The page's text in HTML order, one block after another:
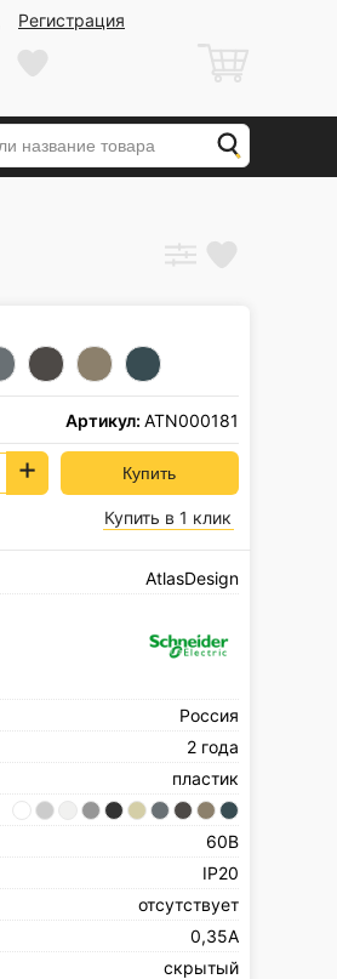
Регистрация
Артикул: ATN000181
+
Купить в 1 клик
AtlasDesign
Россия
2 года
пластик
60В
IP20
отсутствует
0,35А
скрытый